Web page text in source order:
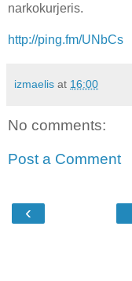
narkokurjeris.
http://ping.fm/UNbCs
izmaelis at 16:00
No comments:
Post a Comment
‹